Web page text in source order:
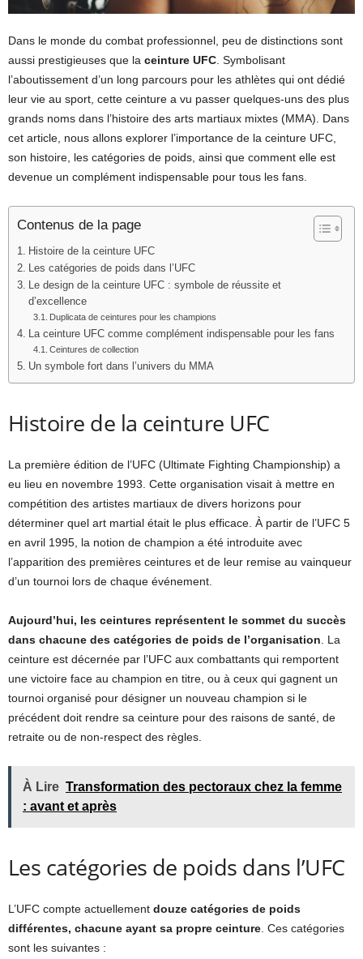
Dans le monde du combat professionnel, peu de distinctions sont
aussi prestigieuses que la ceinture UFC. Symbolisant
l’aboutissement d’un long parcours pour les athlètes qui ont dédié
leur vie au sport, cette ceinture a vu passer quelques-uns des plus
grands noms dans l’histoire des arts martiaux mixtes (MMA). Dans
cet article, nous allons explorer l’importance de la ceinture UFC,
son histoire, les catégories de poids, ainsi que comment elle est
devenue un complément indispensable pour tous les fans.
Contenus de la page
Histoire de la ceinture UFC
Les catégories de poids dans l’UFC
Le design de la ceinture UFC : symbole de réussite et
d’excellence
Duplicata de ceintures pour les champions
La ceinture UFC comme complément indispensable pour les fans
Ceintures de collection
Un symbole fort dans l’univers du MMA
Histoire de la ceinture UFC
La première édition de l’UFC (Ultimate Fighting Championship) a
eu lieu en novembre 1993. Cette organisation visait à mettre en
compétition des artistes martiaux de divers horizons pour
déterminer quel art martial était le plus efficace. À partir de l’UFC 5
en avril 1995, la notion de champion a été introduite avec
l’apparition des premières ceintures et de leur remise au vainqueur
d’un tournoi lors de chaque événement.
Aujourd’hui, les ceintures représentent le sommet du succès
dans chacune des catégories de poids de l’organisation. La
ceinture est décernée par l’UFC aux combattants qui remportent
une victoire face au champion en titre, ou à ceux qui gagnent un
tournoi organisé pour désigner un nouveau champion si le
précédent doit rendre sa ceinture pour des raisons de santé, de
retraite ou de non-respect des règles.
À Lire Transformation des pectoraux chez la femme
: avant et après
Les catégories de poids dans l’UFC
L’UFC compte actuellement douze catégories de poids
différentes, chacune ayant sa propre ceinture. Ces catégories
sont les suivantes :